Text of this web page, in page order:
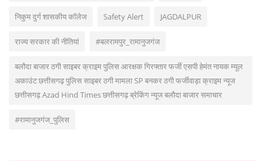
निकुम दुर्ग शासकीय कॉलेज Safety Alert JAGDALPUR
राज्य सरकार की नीतियां #बलरामपुर_रामानुजगंज
बलौदा बाजार ठगी साइबर क्राइम पुलिस आरक्षक गिरफ्तार फर्जी एसपी हेमंत नायक म्यूल
अकाउंट छत्तीसगढ़ पुलिस साइबर ठगी मामला SP बनकर ठगी फर्जीवाड़ा क्राइम न्यूज
छत्तीसगढ़ Azad Hind Times छत्तीसगढ़ ब्रेकिंग न्यूज बलौदा बाजार समाचार
#रामानुजगंज_पुलिस